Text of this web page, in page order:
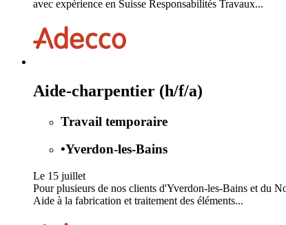
avec expérience en Suisse Responsabilités Travaux...
Aide-charpentier (h/f/a)
Travail temporaire
•Yverdon-les-Bains
Le 15 juillet
Pour plusieurs de nos clients d'Yverdon-les-Bains et du
Aide à la fabrication et traitement des éléments...